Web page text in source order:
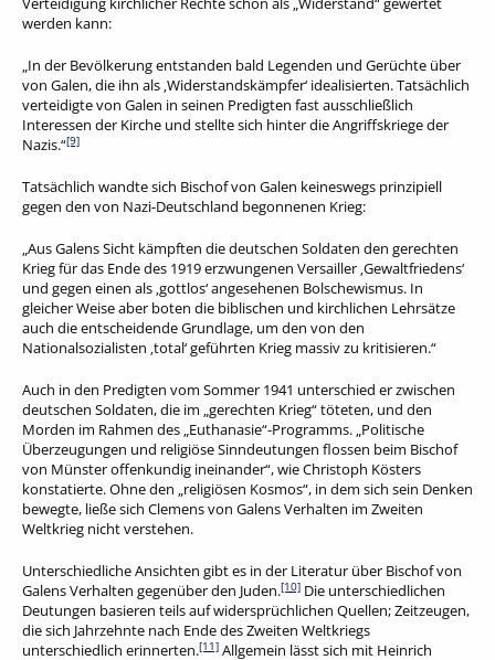
werden kann:
„In der Bevölkerung entstanden bald Legenden und Gerüchte über
von Galen, die ihn als ‚Widerstandskämpfer‘ idealisierten. Tatsächlich
verteidigte von Galen in seinen Predigten fast ausschließlich
Interessen der Kirche und stellte sich hinter die Angriffskriege der
Nazis.“[9]
Tatsächlich wandte sich Bischof von Galen keineswegs prinzipiell
gegen den von Nazi-Deutschland begonnenen Krieg:
„Aus Galens Sicht kämpften die deutschen Soldaten den gerechten
Krieg für das Ende des 1919 erzwungenen Versailler ‚Gewaltfriedens‘
und gegen einen als ‚gottlos‘ angesehenen Bolschewismus. In
gleicher Weise aber boten die biblischen und kirchlichen Lehrsätze
auch die entscheidende Grundlage, um den von den
Nationalsozialisten ‚total‘ geführten Krieg massiv zu kritisieren.“
Auch in den Predigten vom Sommer 1941 unterschied er zwischen
deutschen Soldaten, die im „gerechten Krieg“ töteten, und den
Morden im Rahmen des „Euthanasie“-Programms. „Politische
Überzeugungen und religiöse Sinndeutungen flossen beim Bischof
von Münster offenkundig ineinander“, wie Christoph Kösters
konstatierte. Ohne den „religiösen Kosmos“, in dem sich sein Denken
bewegte, ließe sich Clemens von Galens Verhalten im Zweiten
Weltkrieg nicht verstehen.
Unterschiedliche Ansichten gibt es in der Literatur über Bischof von
Galens Verhalten gegenüber den Juden.[10] Die unterschiedlichen
Deutungen basieren teils auf widersprüchlichen Quellen; Zeitzeugen,
die sich Jahrzehnte nach Ende des Zweiten Weltkriegs
unterschiedlich erinnerten.[11] Allgemein lässt sich mit Heinrich